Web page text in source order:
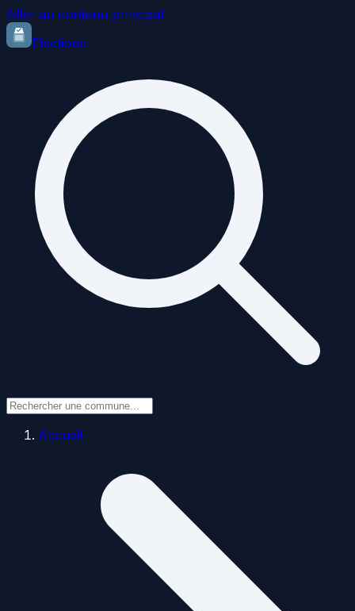
Aller au contenu principal
Elections
Accueil